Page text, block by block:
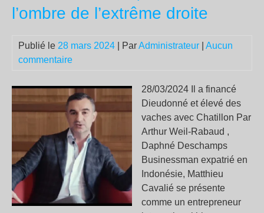
l’ombre de l’extrême droite
Publié le 28 mars 2024 | ParAdministrateur
Aucun
commentaire
28/03/2024 Il a financé
Dieudonné et élevé des
vaches avec Chatillon Par
Arthur Weil-Rabaud ,
Daphné Deschamps
Businessman expatrié en
Indonésie, Matthieu
Cavalié se présente
comme un entrepreneur